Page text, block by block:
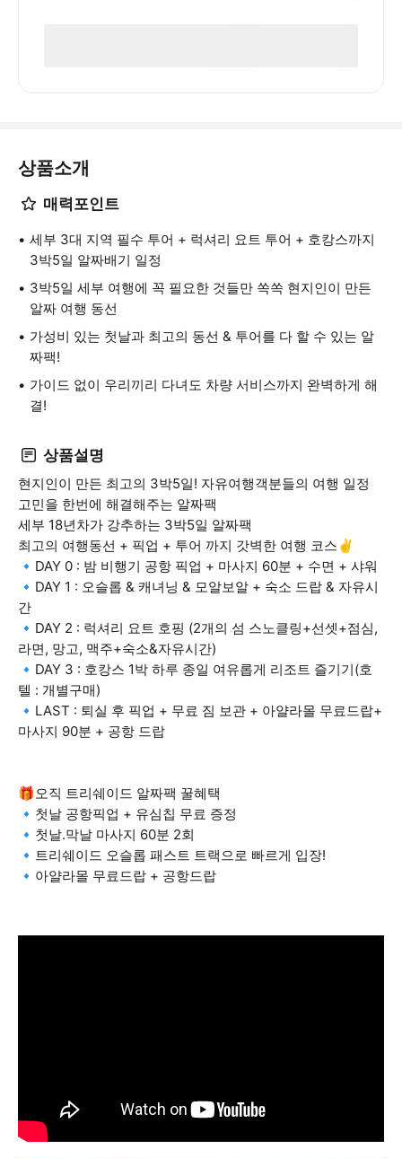
상품소개
매력포인트
세부 3대 지역 필수 투어 + 럭셔리 요트 투어 + 호캉스까지
3박5일 알짜배기 일정
3박5일 세부 여행에 꼭 필요한 것들만 쏙쏙 현지인이 만든
알짜 여행 동선
가성비 있는 첫날과 최고의 동선 & 투어를 다 할 수 있는 알
짜팩!
가이드 없이 우리끼리 다녀도 차량 서비스까지 완벽하게 해
결!
상품설명
현지인이 만든 최고의 3박5일! 자유여행객분들의 여행 일정
고민을 한번에 해결해주는 알짜팩
세부 18년차가 강추하는 3박5일 알짜팩
최고의 여행동선 + 픽업 + 투어 까지 갓벽한 여행 코스✌️
🔹DAY 0 : 밤 비행기 공항 픽업 + 마사지 60분 + 수면 + 샤워
🔹DAY 1 : 오슬롭 & 캐녀닝 & 모알보알 + 숙소 드랍 & 자유시
간
🔹DAY 2 : 럭셔리 요트 호핑 (2개의 섬 스노클링+선셋+점심,
라면, 망고, 맥주+숙소&자유시간)
🔹DAY 3 : 호캉스 1박 하루 종일 여유롭게 리조트 즐기기(호
텔 : 개별구매)
🔹LAST : 퇴실 후 픽업 + 무료 짐 보관 + 아얄라몰 무료드랍+
마사지 90분 + 공항 드랍
🎁오직 트리쉐이드 알짜팩 꿀혜택
🔹첫날 공항픽업 + 유심칩 무료 증정
🔹첫날.막날 마사지 60분 2회
🔹트리쉐이드 오슬롭 패스트 트랙으로 빠르게 입장!
🔹아얄라몰 무료드랍 + 공항드랍